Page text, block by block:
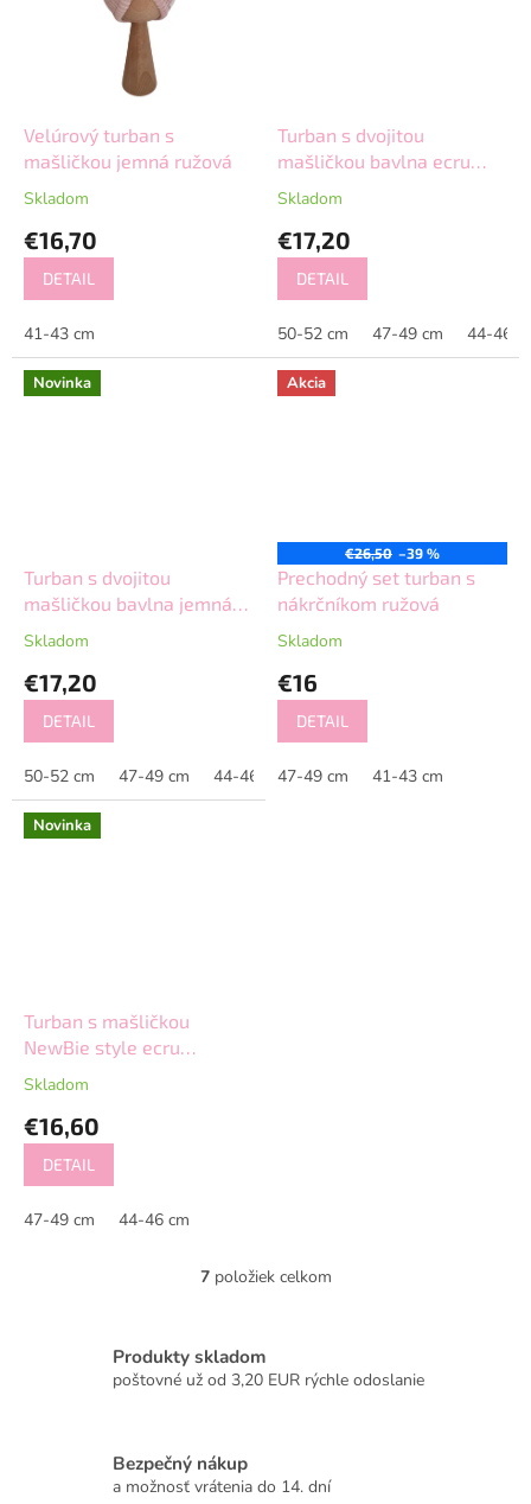
Velúrový turban s
mašličkou jemná ružová
Skladom
€16,70
DETAIL
41-43 cm
Turban s dvojitou
mašličkou bavlna ecru
Skladom
€17,20
DETAIL
50-52 cm 47-49 cm 44-46
Novinka
Turban s dvojitou
mašličkou bavlna jemná
ružová
Skladom
€17,20
DETAIL
50-52 cm 47-49 cm 44-46 cm 41-43 cm 38-40 cm
Akcia
€26,50 –39 %
Prechodný set turban s
nákrčníkom ružová
Skladom
€16
DETAIL
47-49 cm 41-43 cm
Novinka
Turban s mašličkou
NewBie style ecru
kvietková
Skladom
€16,60
DETAIL
47-49 cm 44-46 cm
O
á
d
p
7položiek celkom
Produkty skladom
poštovné už od 3,20 EUR rýchle odoslanie
Bezpečný nákup
a možnosť vrátenia do 14. dní